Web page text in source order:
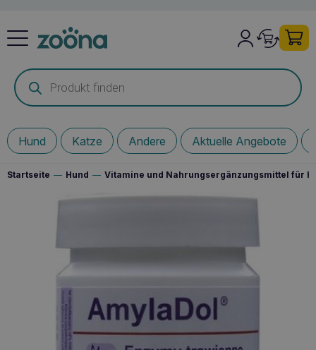
Products
search
Hund Katze Andere Aktuelle Angebote
Startseite — Hund — Vitamine und Nahrungsergänzungsmittel für